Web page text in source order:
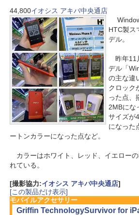
44,800イオシス アキバ中央通店
HTC製ス
デル。
昨年11
デル「
の主な違
クロック
った点、
2MBにな
サイズが
になった
ートンカラーになった点など。
カラーはホワイト、レッド、イエロー
れている。
[撮影協力:イオシス アキバ中央通店]
[この製品だけ表示]
モバイルアクセサリー
Griffin TechnologySurvivor for